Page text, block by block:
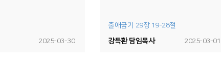
2025-03-30
출애굽기 29장 19-28절
2025-03-01
강득환 담임목사